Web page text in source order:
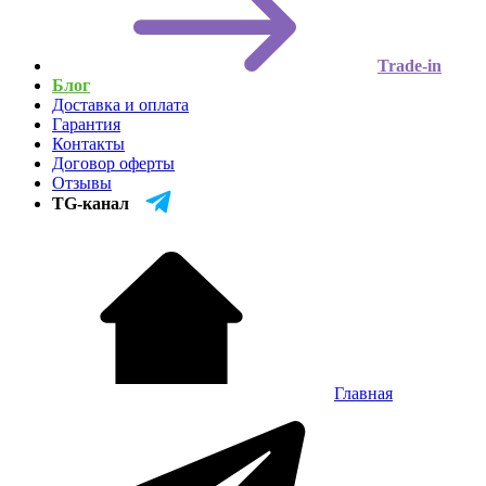
Trade-in
Блог
Доставка и оплата
Гарантия
Контакты
Договор оферты
Отзывы
TG-канал
Главная